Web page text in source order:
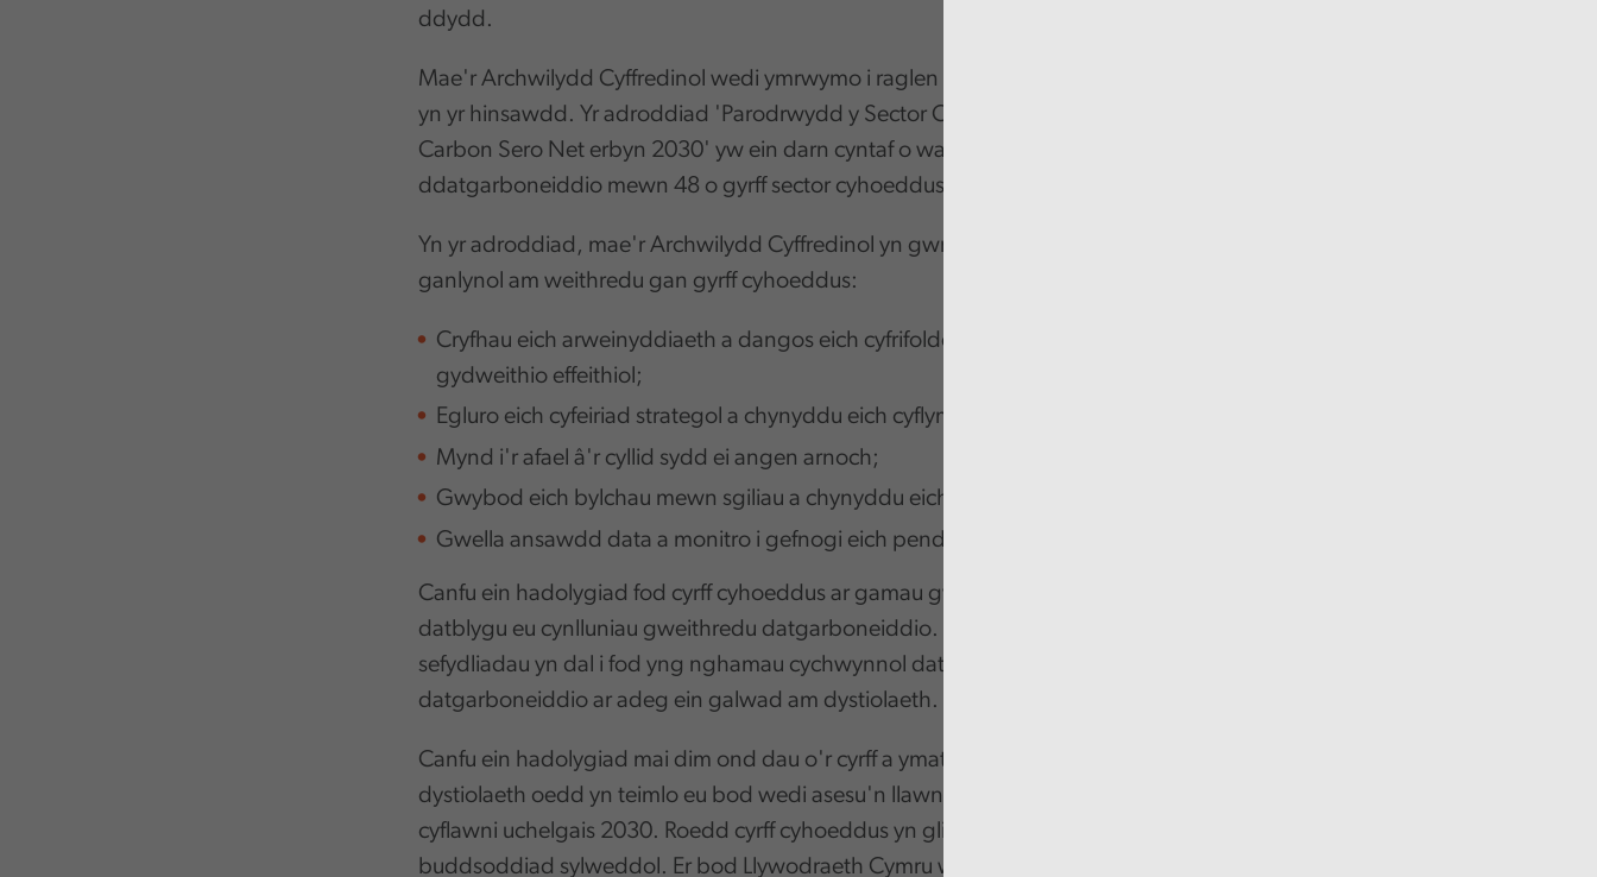
ddydd.
Mae'r Archwilydd Cyffredinol wedi ymrwymo i raglen waith barhaus ar newid
yn yr hinsawdd. Yr adroddiad 'Parodrwydd y Sector Cyhoeddus ar gyfer
Carbon Sero Net erbyn 2030' yw ein darn cyntaf o waith sy'n edrych ar
ddatgarboneiddio mewn 48 o gyrff sector cyhoeddus mwy.
Yn yr adroddiad, mae'r Archwilydd Cyffredinol yn gwneud y bum alwad
ganlynol am weithredu gan gyrff cyhoeddus:
Cryfhau eich arweinyddiaeth a dangos eich cyfrifoldeb ar y cyd drwy
gydweithio effeithiol;
Egluro eich cyfeiriad strategol a chynyddu eich cyflymder gweithredu;
Mynd i'r afael â'r cyllid sydd ei angen arnoch;
Gwybod eich bylchau mewn sgiliau a chynyddu eich gallu; a
Gwella ansawdd data a monitro i gefnogi eich penderfyniadau.
Canfu ein hadolygiad fod cyrff cyhoeddus ar gamau gwahanol iawn o ran
datblygu eu cynlluniau gweithredu datgarboneiddio. Roedd traean o'r
sefydliadau yn dal i fod yng nghamau cychwynnol datblygu cynllun
datgarboneiddio ar adeg ein galwad am dystiolaeth.
Canfu ein hadolygiad mai dim ond dau o'r cyrff a ymatebodd i'n galwad am
dystiolaeth oedd yn teimlo eu bod wedi asesu'n llawn oblygiadau ariannol
cyflawni uchelgais 2030. Roedd cyrff cyhoeddus yn glir iawn y bydd angen
buddsoddiad sylweddol. Er bod Llywodraeth Cymru wedi darparu rhywfaint